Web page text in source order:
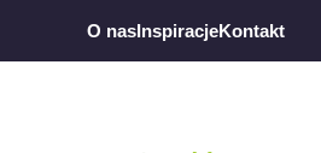
O nasInspiracjeKontakt